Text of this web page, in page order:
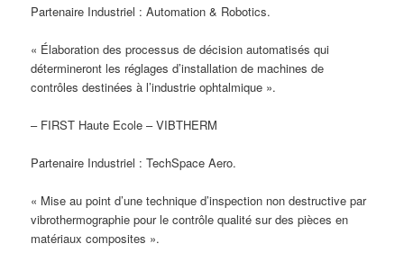
Partenaire Industriel : Automation & Robotics.
« Élaboration des processus de décision automatisés qui
détermineront les réglages d’installation de machines de
contrôles destinées à l’industrie ophtalmique ».
– FIRST Haute Ecole – VIBTHERM
Partenaire Industriel : TechSpace Aero.
« Mise au point d’une technique d’inspection non destructive par
vibrothermographie pour le contrôle qualité sur des pièces en
matériaux composites ».